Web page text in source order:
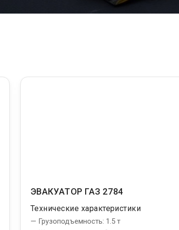
ЭВАКУАТОР ГАЗ 2784
Технические характеристики
— Грузоподъемность: 1.5 т